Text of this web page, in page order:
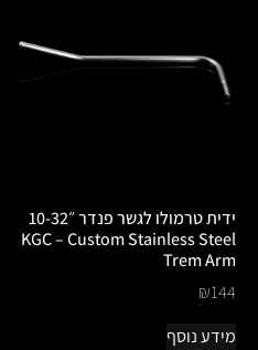
ידית טרמולו לגשר פנדר ״10-32
KGC – Custom Stainless Steel
Trem Arm
₪144
מידע נוסף